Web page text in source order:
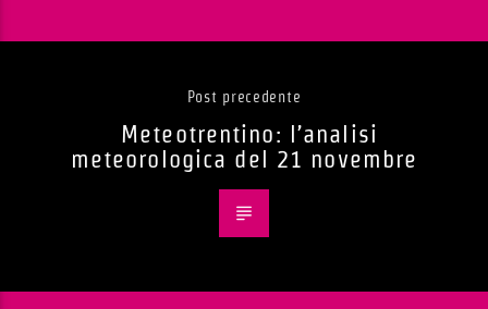
Post precedente
Meteotrentino: l’analisi
meteorologica del 21 novembre